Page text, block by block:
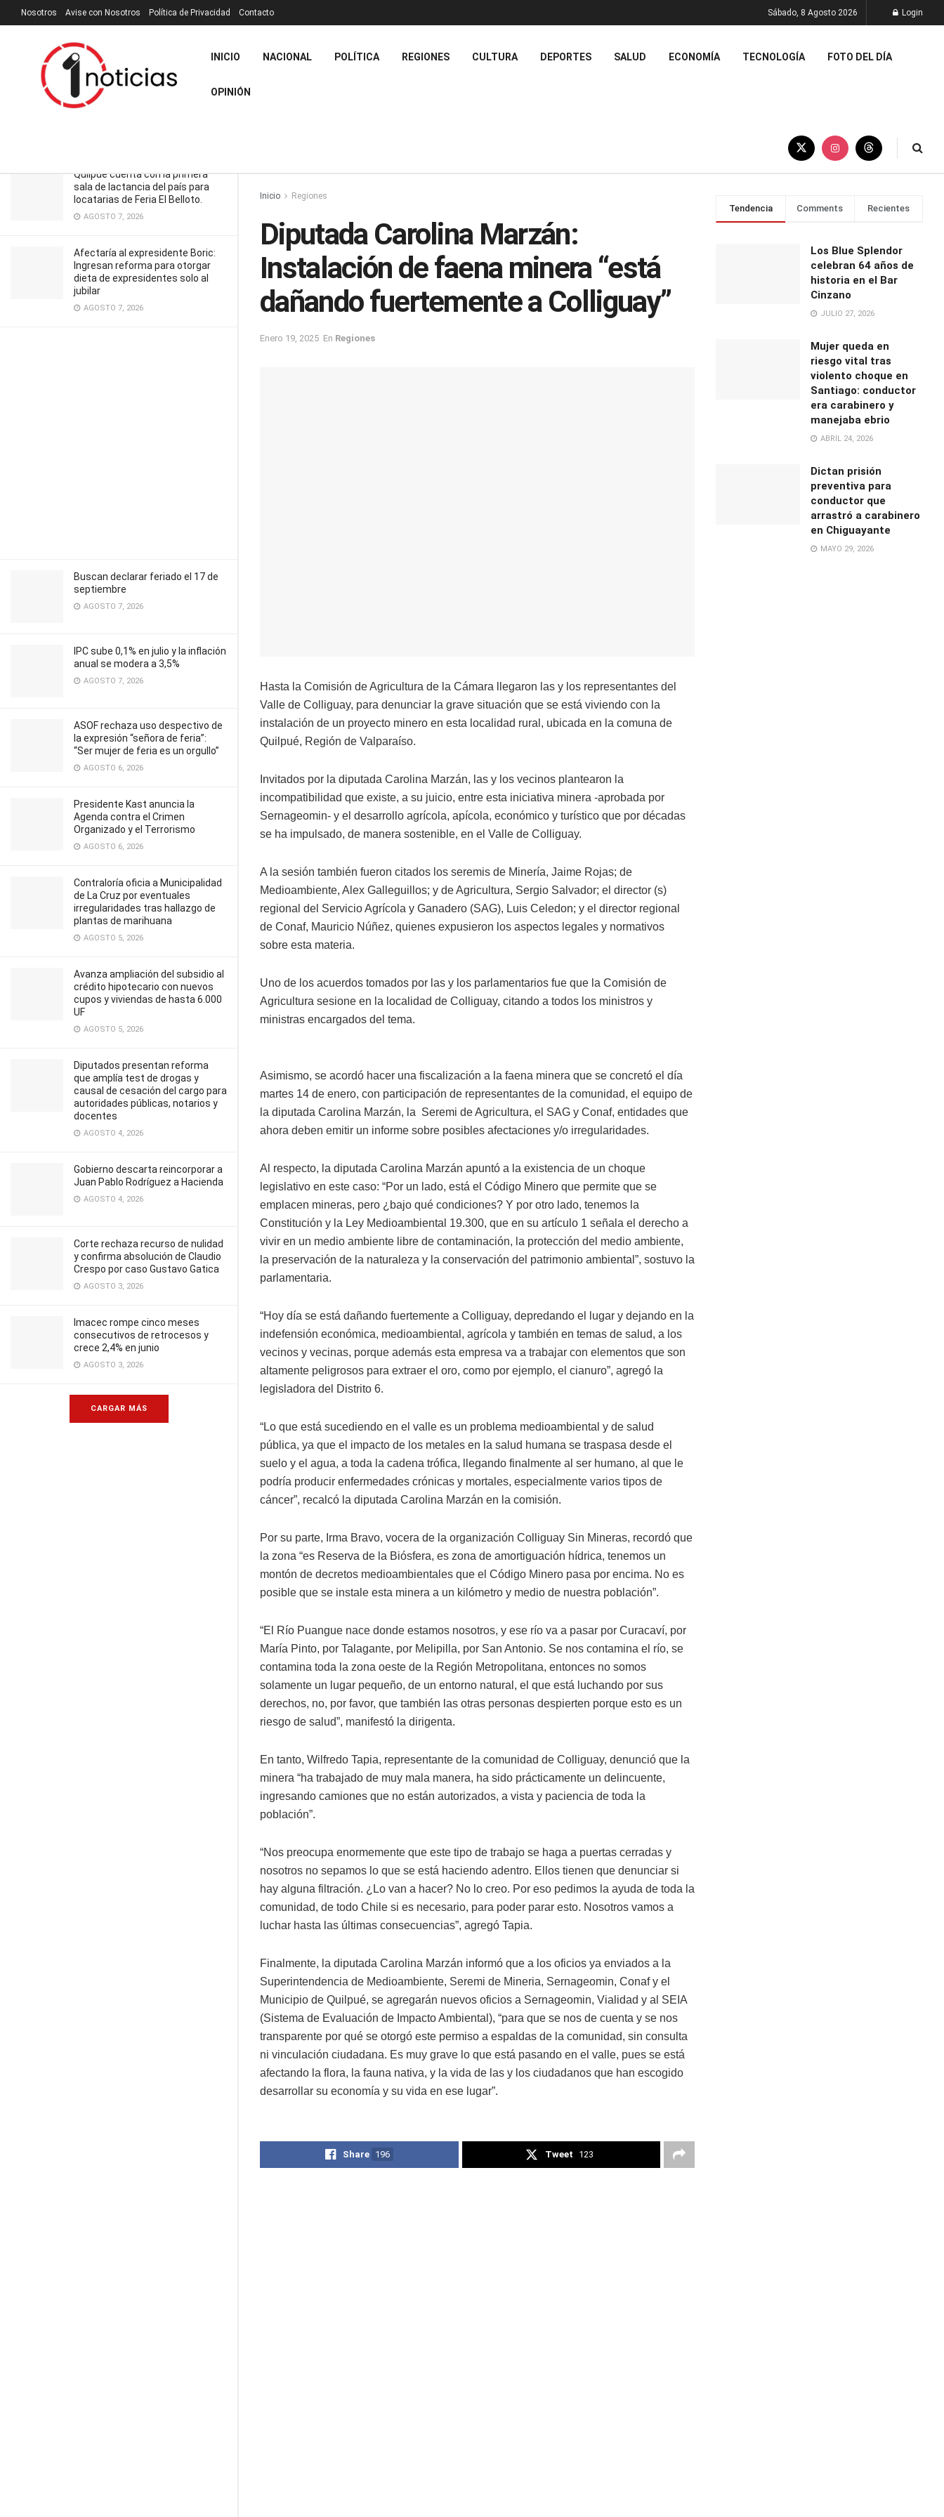
RECIENTES TENDENCIA Filtrar
Diputada Carolina Marzán: Instalación
de faena minera “está dañando
fuertemente a Colliguay”
Quilpué cuenta con la primera
sala de lactancia del país para
locatarias de Feria El Belloto.
AGOSTO 7, 2026
Afectaría al expresidente Boric:
Ingresan reforma para otorgar
dieta de expresidentes solo al
jubilar
AGOSTO 7, 2026
Buscan declarar feriado el 17 de
septiembre
AGOSTO 7, 2026
IPC sube 0,1% en julio y la inflación
anual se modera a 3,5%
AGOSTO 7, 2026
ASOF rechaza uso despectivo de
la expresión “señora de feria”:
“Ser mujer de feria es un orgullo”
AGOSTO 6, 2026
Presidente Kast anuncia la
Agenda contra el Crimen
Organizado y el Terrorismo
AGOSTO 6, 2026
Contraloría oficia a Municipalidad
de La Cruz por eventuales
irregularidades tras hallazgo de
plantas de marihuana
AGOSTO 5, 2026
Avanza ampliación del subsidio al
crédito hipotecario con nuevos
cupos y viviendas de hasta 6.000
UF
AGOSTO 5, 2026
Diputados presentan reforma
que amplía test de drogas y
causal de cesación del cargo para
autoridades públicas, notarios y
docentes
AGOSTO 4, 2026
Gobierno descarta reincorporar a
Juan Pablo Rodríguez a Hacienda
AGOSTO 4, 2026
Corte rechaza recurso de nulidad
y confirma absolución de Claudio
Crespo por caso Gustavo Gatica
AGOSTO 3, 2026
Imacec rompe cinco meses
consecutivos de retrocesos y
crece 2,4% en junio
AGOSTO 3, 2026
CARGAR MÁS
Nosotros Avise con Nosotros Política de Privacidad Contacto Sábado, 8 Agosto 2026 Login
INICIO NACIONAL POLÍTICA REGIONES CULTURA DEPORTES SALUD ECONOMÍA TECNOLOGÍA FOTO DEL DÍA
OPINIÓN
Inicio Regiones
Diputada Carolina Marzán:
Instalación de faena minera “está
dañando fuertemente a Colliguay”
Enero 19, 2025 En Regiones
Hasta la Comisión de Agricultura de la Cámara llegaron las y los representantes del
Valle de Colliguay, para denunciar la grave situación que se está viviendo con la
instalación de un proyecto minero en esta localidad rural, ubicada en la comuna de
Quilpué, Región de Valparaíso.
Invitados por la diputada Carolina Marzán, las y los vecinos plantearon la
incompatibilidad que existe, a su juicio, entre esta iniciativa minera -aprobada por
Sernageomin- y el desarrollo agrícola, apícola, económico y turístico que por décadas
se ha impulsado, de manera sostenible, en el Valle de Colliguay.
A la sesión también fueron citados los seremis de Minería, Jaime Rojas; de
Medioambiente, Alex Galleguillos; y de Agricultura, Sergio Salvador; el director (s)
regional del Servicio Agrícola y Ganadero (SAG), Luis Celedon; y el director regional
de Conaf, Mauricio Núñez, quienes expusieron los aspectos legales y normativos
sobre esta materia.
Uno de los acuerdos tomados por las y los parlamentarios fue que la Comisión de
Agricultura sesione en la localidad de Colliguay, citando a todos los ministros y
ministras encargados del tema.
Asimismo, se acordó hacer una fiscalización a la faena minera que se concretó el día
martes 14 de enero, con participación de representantes de la comunidad, el equipo de
la diputada Carolina Marzán, la Seremi de Agricultura, el SAG y Conaf, entidades que
ahora deben emitir un informe sobre posibles afectaciones y/o irregularidades.
Al respecto, la diputada Carolina Marzán apuntó a la existencia de un choque
legislativo en este caso: “Por un lado, está el Código Minero que permite que se
emplacen mineras, pero ¿bajo qué condiciones? Y por otro lado, tenemos la
Constitución y la Ley Medioambiental 19.300, que en su artículo 1 señala el derecho a
vivir en un medio ambiente libre de contaminación, la protección del medio ambiente,
la preservación de la naturaleza y la conservación del patrimonio ambiental”, sostuvo la
parlamentaria.
“Hoy día se está dañando fuertemente a Colliguay, depredando el lugar y dejando en la
indefensión económica, medioambiental, agrícola y también en temas de salud, a los
vecinos y vecinas, porque además esta empresa va a trabajar con elementos que son
altamente peligrosos para extraer el oro, como por ejemplo, el cianuro”, agregó la
legisladora del Distrito 6.
“Lo que está sucediendo en el valle es un problema medioambiental y de salud
pública, ya que el impacto de los metales en la salud humana se traspasa desde el
suelo y el agua, a toda la cadena trófica, llegando finalmente al ser humano, al que le
podría producir enfermedades crónicas y mortales, especialmente varios tipos de
cáncer”, recalcó la diputada Carolina Marzán en la comisión.
Por su parte, Irma Bravo, vocera de la organización Colliguay Sin Mineras, recordó que
la zona “es Reserva de la Biósfera, es zona de amortiguación hídrica, tenemos un
montón de decretos medioambientales que el Código Minero pasa por encima. No es
posible que se instale esta minera a un kilómetro y medio de nuestra población”.
“El Río Puangue nace donde estamos nosotros, y ese río va a pasar por Curacaví, por
María Pinto, por Talagante, por Melipilla, por San Antonio. Se nos contamina el río, se
contamina toda la zona oeste de la Región Metropolitana, entonces no somos
solamente un lugar pequeño, de un entorno natural, el que está luchando por sus
derechos, no, por favor, que también las otras personas despierten porque esto es un
riesgo de salud”, manifestó la dirigenta.
En tanto, Wilfredo Tapia, representante de la comunidad de Colliguay, denunció que la
minera “ha trabajado de muy mala manera, ha sido prácticamente un delincuente,
ingresando camiones que no están autorizados, a vista y paciencia de toda la
población”.
“Nos preocupa enormemente que este tipo de trabajo se haga a puertas cerradas y
nosotros no sepamos lo que se está haciendo adentro. Ellos tienen que denunciar si
hay alguna filtración. ¿Lo van a hacer? No lo creo. Por eso pedimos la ayuda de toda la
comunidad, de todo Chile si es necesario, para poder parar esto. Nosotros vamos a
luchar hasta las últimas consecuencias”, agregó Tapia.
Finalmente, la diputada Carolina Marzán informó que a los oficios ya enviados a la
Superintendencia de Medioambiente, Seremi de Mineria, Sernageomin, Conaf y el
Municipio de Quilpué, se agregarán nuevos oficios a Sernageomin, Vialidad y al SEIA
(Sistema de Evaluación de Impacto Ambiental), “para que se nos de cuenta y se nos
transparente por qué se otorgó este permiso a espaldas de la comunidad, sin consulta
ni vinculación ciudadana. Es muy grave lo que está pasando en el valle, pues se está
afectando la flora, la fauna nativa, y la vida de las y los ciudadanos que han escogido
desarrollar su economía y su vida en ese lugar”.
Share 196 Tweet 123
Tendencia Comments Recientes
Los Blue Splendor
celebran 64 años de
historia en el Bar
Cinzano
JULIO 27, 2026
Mujer queda en
riesgo vital tras
violento choque en
Santiago: conductor
era carabinero y
manejaba ebrio
ABRIL 24, 2026
Dictan prisión
preventiva para
conductor que
arrastró a carabinero
en Chiguayante
MAYO 29, 2026